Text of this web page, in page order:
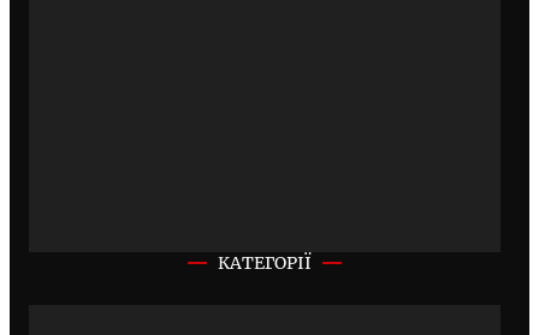
КАТЕГОРІЇ